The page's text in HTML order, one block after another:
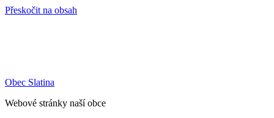
Přeskočit na obsah
Obec Slatina
Webové stránky naší obce